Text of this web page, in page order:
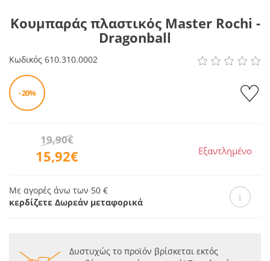
Κουμπαράς πλαστικός Master Rochi -
Dragonball
Κωδικός 610.310.0002
- 20%
15,92€
19,90€
Εξαντλημένο
Με αγορές άνω των 50 €
κερδίζετε Δωρεάν μεταφορικά
Δυστυχώς το προϊόν βρίσκεται εκτός